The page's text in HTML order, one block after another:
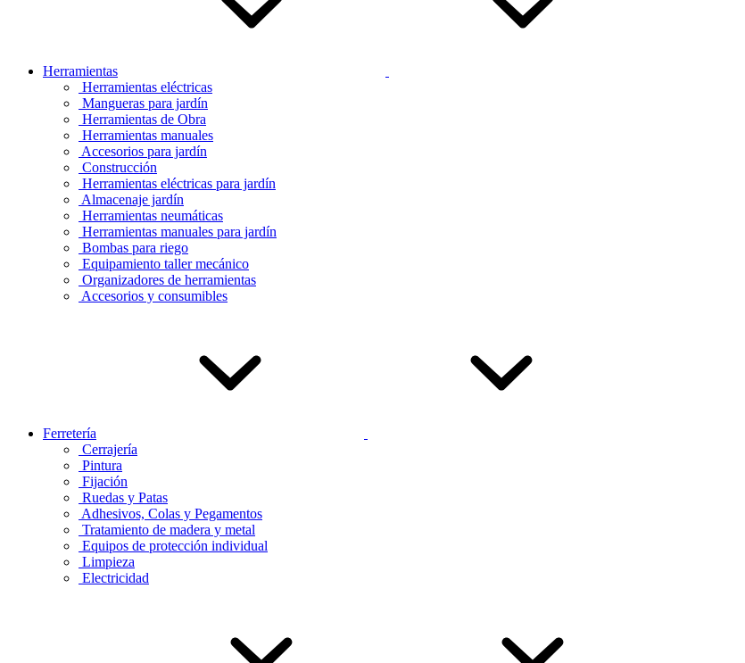
Herramientas
Herramientas eléctricas
Mangueras para jardín
Herramientas de Obra
Herramientas manuales
Accesorios para jardín
Construcción
Herramientas eléctricas para jardín
Almacenaje jardín
Herramientas neumáticas
Herramientas manuales para jardín
Bombas para riego
Equipamiento taller mecánico
Organizadores de herramientas
Accesorios y consumibles
Ferretería
Cerrajería
Pintura
Fijación
Ruedas y Patas
Adhesivos, Colas y Pegamentos
Tratamiento de madera y metal
Equipos de protección individual
Limpieza
Electricidad